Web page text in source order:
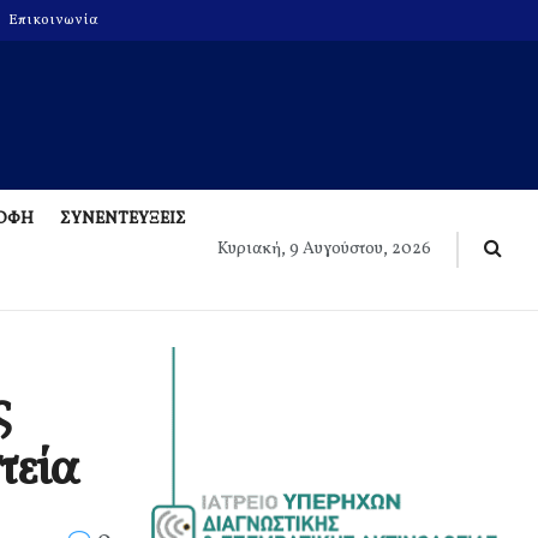
Επικοινωνία
ΣΥΝΕΝΤΕΥΞΕΙΣ
Κυριακή, 9 Αυγούστου, 2026